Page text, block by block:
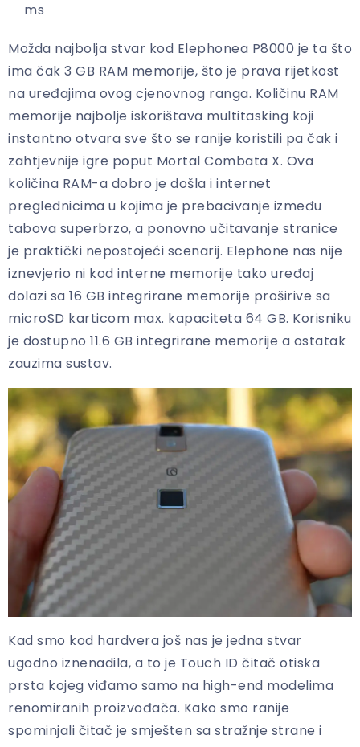
ms
Možda najbolja stvar kod Elephonea P8000 je ta što
ima čak 3 GB RAM memorije, što je prava rijetkost
na uređajima ovog cjenovnog ranga. Količinu RAM
memorije najbolje iskorištava multitasking koji
instantno otvara sve što se ranije koristili pa čak i
zahtjevnije igre poput Mortal Combata X. Ova
količina RAM-a dobro je došla i internet
preglednicima u kojima je prebacivanje između
tabova superbrzo, a ponovno učitavanje stranice
je praktički nepostojeći scenarij. Elephone nas nije
iznevjerio ni kod interne memorije tako uređaj
dolazi sa 16 GB integrirane memorije proširive sa
microSD karticom max. kapaciteta 64 GB. Korisniku
je dostupno 11.6 GB integrirane memorije a ostatak
zauzima sustav.
Kad smo kod hardvera još nas je jedna stvar
ugodno iznenadila, a to je Touch ID čitač otiska
prsta kojeg viđamo samo na high-end modelima
renomiranih proizvođača. Kako smo ranije
spominjali čitač je smješten sa stražnje strane i